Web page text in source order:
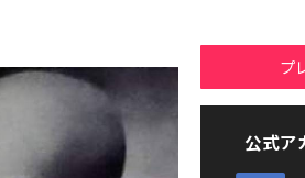
プ
公式ア